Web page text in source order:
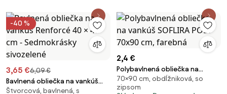
-40 %
3,65 €6,09 €
Bavlnená obliečka na vankúš
Renforcé 40 × 40 cm -
Štvorcová, bavlnená, s
2,4 €
Polybavlnená obliečka na
vankúš SOFLIRA POLY 70x90 cm,
farebná
70×90 cm, obdĺžniková, so
zipsom